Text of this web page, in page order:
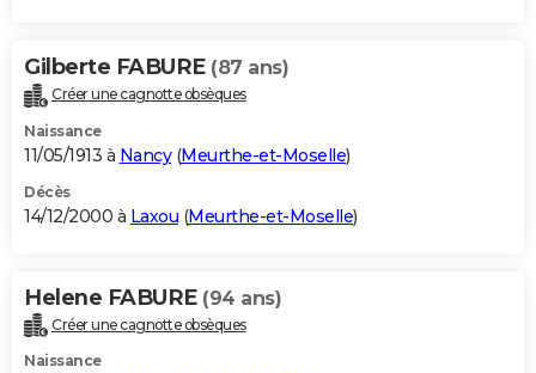
Gilberte FABURE (87 ans)
Créer une cagnotte obsèques
Naissance
11/05/1913 à Nancy(Meurthe-et-Moselle)
Décès
14/12/2000 à Laxou (Meurthe-et-Moselle)
Helene FABURE (94 ans)
Créer une cagnotte obsèques
Naissance